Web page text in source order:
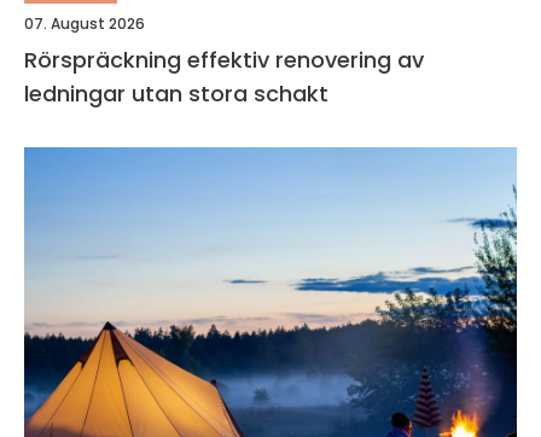
07. August 2026
Rörspräckning effektiv renovering av
ledningar utan stora schakt